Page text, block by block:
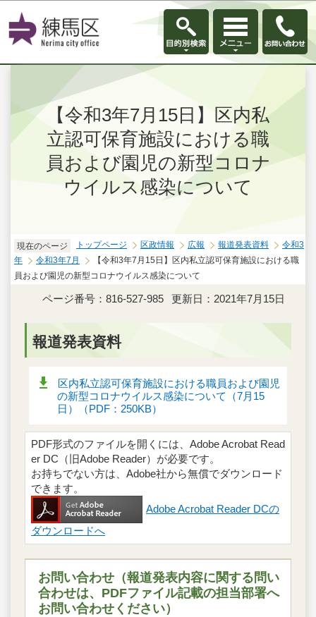
このページの本文へ移動
【令和3年7月15日】区内私
立認可保育施設における職
員および園児の新型コロナ
ウイルス感染について
現在のページ トップページ 区政情報 広報 報道発表資料
令和3
年
令和3年7月
【令和3年7月15日】区内私立認可保育施設における職
員および園児の新型コロナウイルス感染について
ページ番号：816-527-985 更新日：2021年7月15日
報道発表資料
区内私立認可保育施設における職員および園児
の新型コロナウイルス感染について（7月15
日）（PDF：250KB）
PDF形式のファイルを開くには、Adobe Acrobat Read
er DC（旧Adobe Reader）が必要です。
お持ちでない方は、Adobe社から無償でダウンロード
できます。
Adobe Acrobat Reader DCの
ダウンロードへ
お問い合わせ（報道発表内容に関する問い
合わせは、PDFファイル記載の担当部署へ
お問い合わせください）